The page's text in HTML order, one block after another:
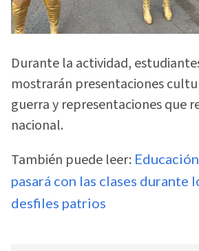
Durante la actividad,
mostrarán presentaciones
guerra y representaciones que
nacional.
También puede leer:
pasará con las clases durante
desfiles patrios